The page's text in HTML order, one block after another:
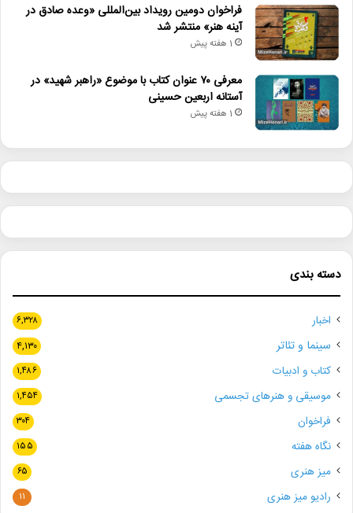
فراخوان دومین رویداد بین‌المللی «وعده صادق در
آینه هنر» منتشر شد
1 هفته پیش
معرفی ۷۰ عنوان کتاب با موضوع «راهبر شهید» در
آستانه اربعین حسینی
1 هفته پیش
دسته بندی
اخبار ۶,۳۲۸
سینما و تئاتر ۴,۱۳۰
کتاب و ادبیات ۱,۴۸۶
موسیقی و هنرهای تجسمی ۱,۴۵۴
فراخوان ۳۰۴
نگاه هفته ۱۵۵
میز هنری ۶۵
رادیو میز هنری ۱۱